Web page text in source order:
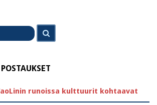
TaoLinin runoissa kulttuurit kohtaavat